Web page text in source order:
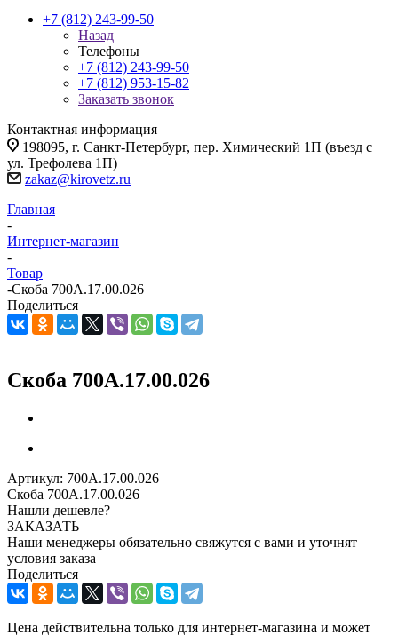
+7 (812) 243-99-50
Назад
Телефоны
+7 (812) 243-99-50
+7 (812) 953-15-82
Заказать звонок
Контактная информация
198095, г. Санкт-Петербург, пер. Химический 1П (въезд с
ул. Трефолева 1П)
zakaz@kirovetz.ru
Главная
-
Интернет-магазин
-
Товар
-Скоба 700А.17.00.026
Поделиться
Скоба 700А.17.00.026
Артикул: 700А.17.00.026
Скоба 700А.17.00.026
Нашли дешевле?
ЗАКАЗАТЬ
Наши менеджеры обязательно свяжутся с вами и уточнят
условия заказа
Поделиться
Цена действительна только для интернет-магазина и может